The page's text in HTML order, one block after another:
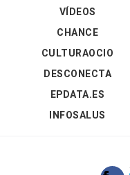
VÍDEOS
CHANCE
CULTURAOCIO
DESCONECTA
EPDATA.ES
INFOSALUS